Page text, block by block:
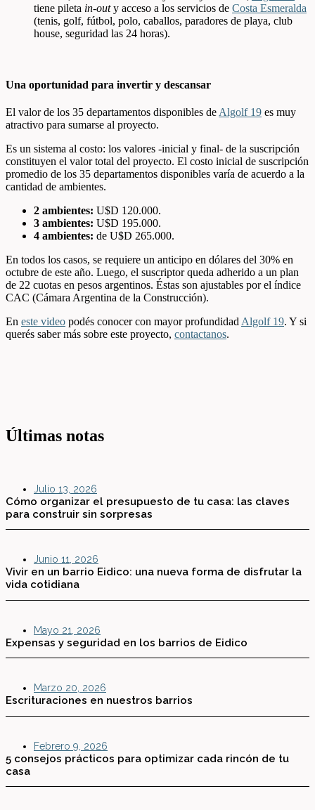
tiene pileta in-outy acceso a los servicios de Costa Esmeralda
(tenis, golf, fútbol, polo, caballos, paradores de playa, club
house, seguridad las 24 horas).
Una oportunidad para invertir y descansar
El valor de los 35 departamentos disponibles de Algolf 19 es muy
atractivo para sumarse al proyecto.
Es un sistema al costo: los valores -inicial y final- de la suscripción
constituyen el valor total del proyecto. El costo inicial de suscripción
promedio de los 35 departamentos disponibles varía de acuerdo a la
cantidad de ambientes.
2 ambientes: U$D 120.000.
3 ambientes: U$D 195.000.
4 ambientes: de U$D 265.000.
En todos los casos, se requiere un anticipo en dólares del 30% en
octubre de este año. Luego, el suscriptor queda adherido a un plan
de 22 cuotas en pesos argentinos. Éstas son ajustables por el índice
CAC (Cámara Argentina de la Construcción).
En este video podés conocer con mayor profundidad Algolf 19. Y si
querés saber más sobre este proyecto, contactanos.
Últimas notas
Julio 13, 2026
Cómo organizar el presupuesto de tu casa: las claves
para construir sin sorpresas
Junio 11, 2026
Vivir en un barrio Eidico: una nueva forma de disfrutar la
vida cotidiana
Mayo 21, 2026
Expensas y seguridad en los barrios de Eidico
Marzo 20, 2026
Escrituraciones en nuestros barrios
Febrero 9, 2026
5 consejos prácticos para optimizar cada rincón de tu
casa